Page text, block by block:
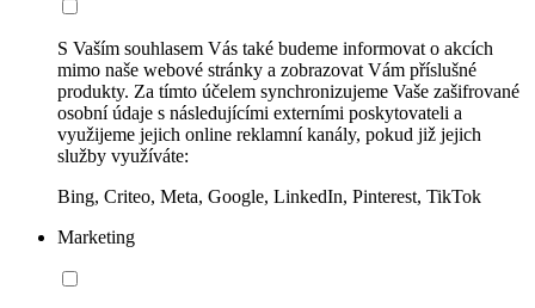
S Vaším souhlasem Vás také budeme informovat o akcích
mimo naše webové stránky a zobrazovat Vám příslušné
produkty. Za tímto účelem synchronizujeme Vaše zašifrované
osobní údaje s následujícími externími poskytovateli a
využijeme jejich online reklamní kanály, pokud již jejich
služby využíváte:
Bing, Criteo, Meta, Google, LinkedIn, Pinterest, TikTok
Marketing